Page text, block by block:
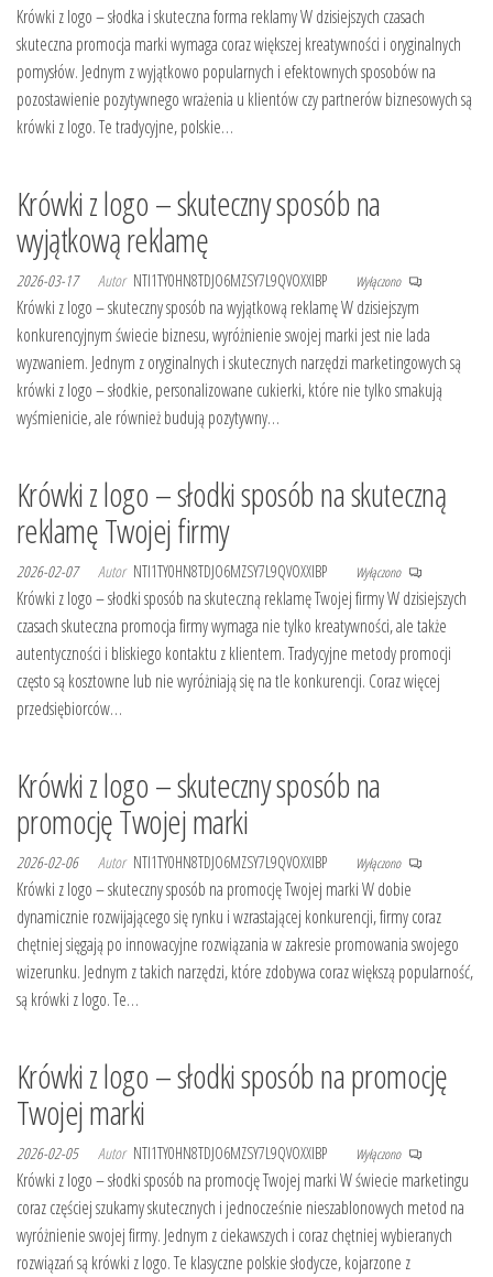
Krówki z logo – słodka i skuteczna forma reklamy W dzisiejszych czasach
skuteczna promocja marki wymaga coraz większej kreatywności i oryginalnych
pomysłów. Jednym z wyjątkowo popularnych i efektownych sposobów na
pozostawienie pozytywnego wrażenia u klientów czy partnerów biznesowych są
krówki z logo. Te tradycyjne, polskie…
Krówki z logo – skuteczny sposób na
wyjątkową reklamę
2026-03-17 Autor NTI1TY0HN8TDJO6MZSY7L9QVOXXIBP Wyłączono
Krówki z logo – skuteczny sposób na wyjątkową reklamę W dzisiejszym
konkurencyjnym świecie biznesu, wyróżnienie swojej marki jest nie lada
wyzwaniem. Jednym z oryginalnych i skutecznych narzędzi marketingowych są
krówki z logo – słodkie, personalizowane cukierki, które nie tylko smakują
wyśmienicie, ale również budują pozytywny…
Krówki z logo – słodki sposób na skuteczną
reklamę Twojej firmy
2026-02-07 Autor NTI1TY0HN8TDJO6MZSY7L9QVOXXIBP Wyłączono
Krówki z logo – słodki sposób na skuteczną reklamę Twojej firmy W dzisiejszych
czasach skuteczna promocja firmy wymaga nie tylko kreatywności, ale także
autentyczności i bliskiego kontaktu z klientem. Tradycyjne metody promocji
często są kosztowne lub nie wyróżniają się na tle konkurencji. Coraz więcej
przedsiębiorców…
Krówki z logo – skuteczny sposób na
promocję Twojej marki
2026-02-06 Autor NTI1TY0HN8TDJO6MZSY7L9QVOXXIBP Wyłączono
Krówki z logo – skuteczny sposób na promocję Twojej marki W dobie
dynamicznie rozwijającego się rynku i wzrastającej konkurencji, firmy coraz
chętniej sięgają po innowacyjne rozwiązania w zakresie promowania swojego
wizerunku. Jednym z takich narzędzi, które zdobywa coraz większą popularność,
są krówki z logo. Te…
Krówki z logo – słodki sposób na promocję
Twojej marki
2026-02-05 Autor NTI1TY0HN8TDJO6MZSY7L9QVOXXIBP Wyłączono
Krówki z logo – słodki sposób na promocję Twojej marki W świecie marketingu
coraz częściej szukamy skutecznych i jednocześnie nieszablonowych metod na
wyróżnienie swojej firmy. Jednym z ciekawszych i coraz chętniej wybieranych
rozwiązań są krówki z logo. Te klasyczne polskie słodycze, kojarzone z